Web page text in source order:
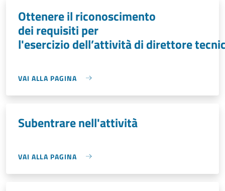
Ottenere il riconoscimento
dei requisiti per
l'esercizio dell’attività di direttore
VAI ALLA PAGINA
Subentrare nell'attività
VAI ALLA PAGINA